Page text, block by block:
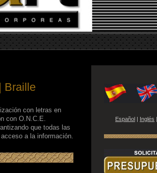
Braille
con letras en
con O.N.C.E.
que todas las
a la información.
Español Inglés